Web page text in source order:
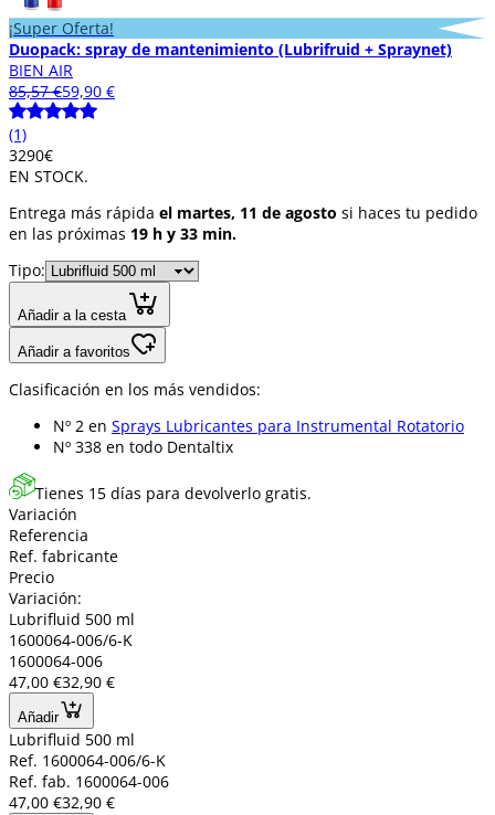
¡Super Oferta!
Duopack: spray de mantenimiento (Lubrifruid + Spraynet)
BIEN AIR
85,57 €59,90 €
(1)
3290€
EN STOCK.
Entrega más rápida el martes, 11 de agosto si haces tu pedido
en las próximas 19 h y 33 min.
Tipo:
Añadir a la cesta
Añadir a favoritos
Clasificación en los más vendidos:
Nº 2 en Sprays Lubricantes para Instrumental Rotatorio
Nº 338 en todo Dentaltix
Tienes 15 días para devolverlo gratis.
Variación
Referencia
Ref. fabricante
Precio
Variación:
Lubrifluid 500 ml
1600064-006/6-K
1600064-006
47,00 €32,90 €
Añadir
Lubrifluid 500 ml
Ref. 1600064-006/6-K
Ref. fab. 1600064-006
47,00 €32,90 €